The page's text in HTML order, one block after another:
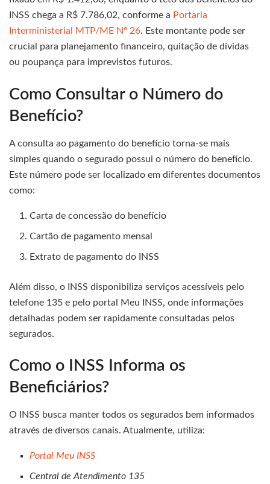
INSS chega a R$ 7.786,02, conforme a Portaria
Interministerial MTP/ME Nº 26. Este montante pode ser
crucial para planejamento financeiro, quitação de dívidas
ou poupança para imprevistos futuros.
Como Consultar o Número do
Benefício?
A consulta ao pagamento do benefício torna-se mais
simples quando o segurado possui o número do benefício.
Este número pode ser localizado em diferentes documentos
como:
Carta de concessão do benefício
Cartão de pagamento mensal
Extrato de pagamento do INSS
Além disso, o INSS disponibiliza serviços acessíveis pelo
telefone 135 e pelo portal Meu INSS, onde informações
detalhadas podem ser rapidamente consultadas pelos
segurados.
Como o INSS Informa os
Beneficiários?
O INSS busca manter todos os segurados bem informados
através de diversos canais. Atualmente, utiliza:
Portal Meu INSS
Central de Atendimento 135